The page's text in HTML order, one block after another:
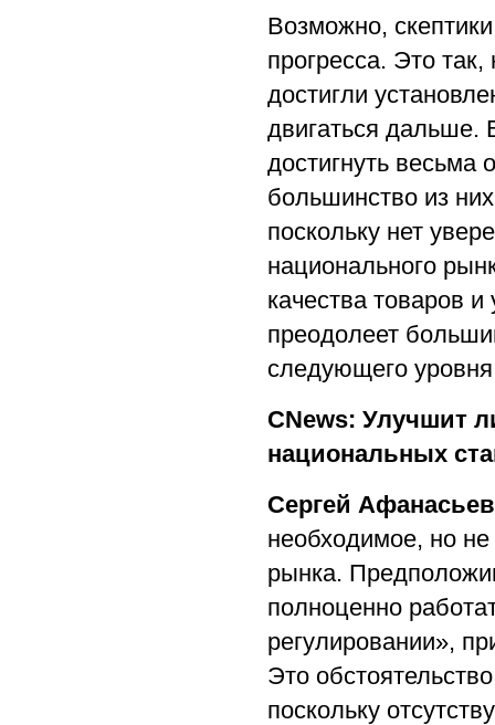
Возможно,
прогресса. Это
достигли
двигаться дальше.
достигнуть весьма
большинство из
поскольку нет
национального
качества товаров
преодолеет
следующего
CNews: Улучшит
национальных
Сергей
необходимое, но не
рынка.
полноценно
регулировании»,
Это
поскольку